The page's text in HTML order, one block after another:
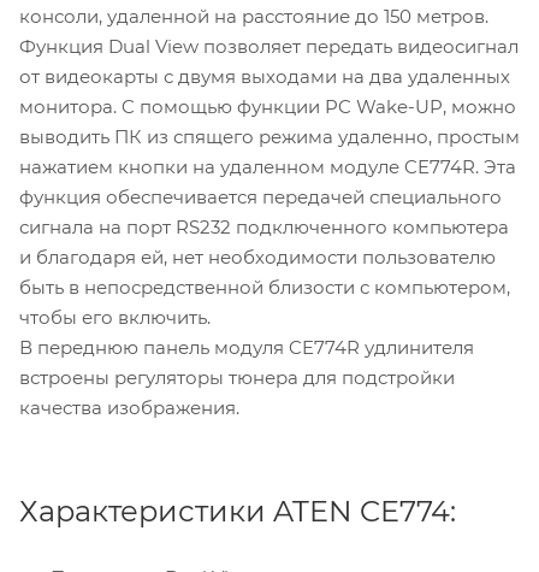
консоли, удаленной на расстояние до 150 метров.
Функция Dual View позволяет передать видеосигнал
от видеокарты с двумя выходами на два удаленных
монитора. C помощью функции PC Wake-UP, можно
выводить ПК из спящего режима удаленно, простым
нажатием кнопки на удаленном модуле CE774R. Эта
функция обеспечивается передачей специального
сигнала на порт RS232 подключенного компьютера
и благодаря ей, нет необходимости пользователю
быть в непосредственной близости с компьютером,
чтобы его включить.
В переднюю панель модуля CE774R удлинителя
встроены регуляторы тюнера для подстройки
качества изображения.
Характеристики ATEN CE774: